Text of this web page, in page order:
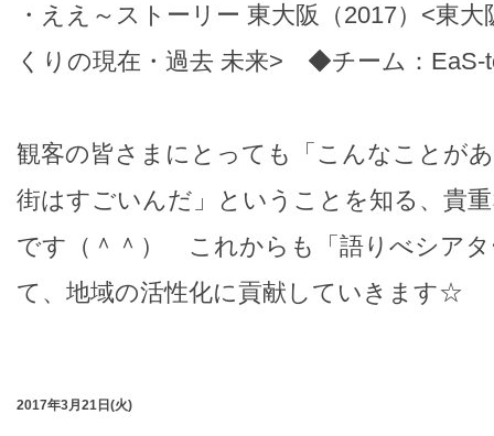
・ええ～ストーリー 東大阪（2017）<東
くりの現在・過去 未来> ◆チーム：EaS-
観客の皆さまにとっても「こんなことが
街はすごいんだ」ということを知る、貴
です（＾＾） これからも「語りべシアタ
て、地域の活性化に貢献していきます☆
2017年3月21日(火)